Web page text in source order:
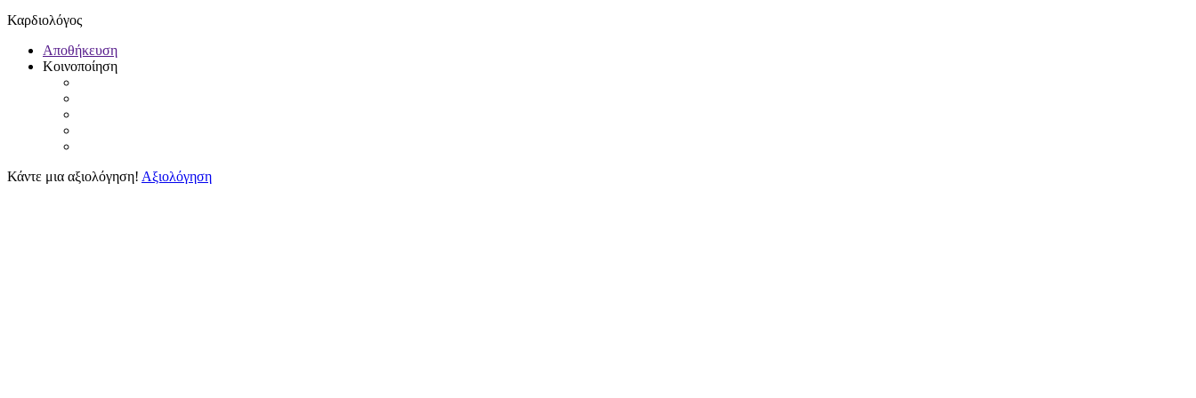
Καρδιολόγος
Αποθήκευση
Κοινοποίηση
Κάντε μια αξιολόγηση! Αξιολόγηση